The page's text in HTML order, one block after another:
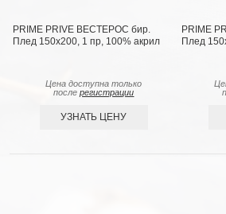
PRIME PRIVE ВЕСТЕРОС бир.
Плед 150x200, 1 пр, 100% акрил
Цена доступна только
послерегистрации
УЗНАТЬ ЦЕНУ
PRIME
Плед